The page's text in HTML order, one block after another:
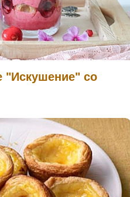
"Искушение" со